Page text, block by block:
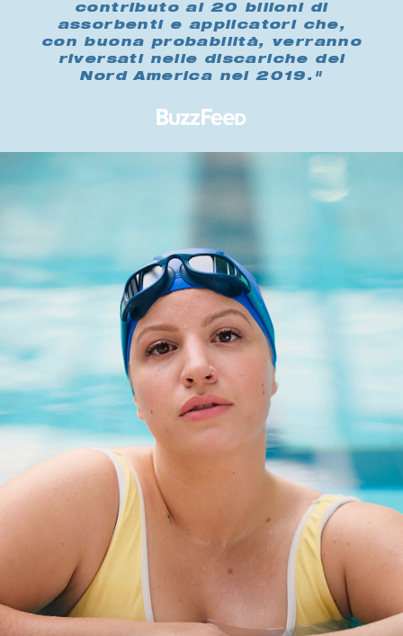
contributo ai 20 bilioni di
assorbenti e applicatori che,
con buona probabilità, verranno
riversati nelle discariche del
Nord America nel 2019."